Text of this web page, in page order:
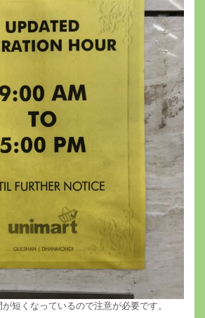
短くなっているので注意が必要です。